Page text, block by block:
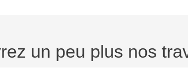
un peu plus nos